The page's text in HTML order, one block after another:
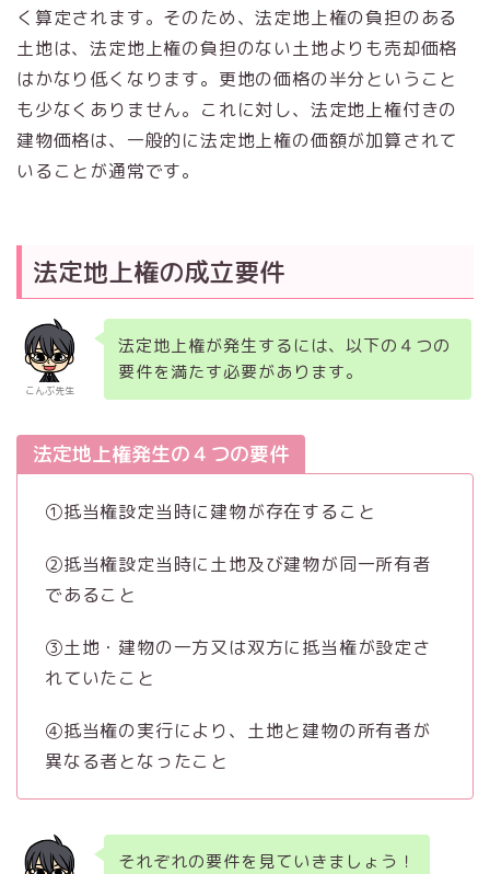
く算定されます。そのため、法定地上権の負担のある
土地は、法定地上権の負担のない土地よりも売却価格
はかなり低くなります。更地の価格の半分ということ
も少なくありません。これに対し、法定地上権付きの
建物価格は、一般的に法定地上権の価額が加算されて
いることが通常です。
法定地上権の成立要件
こんぶ先生
法定地上権が発生するには、以下の４つの
要件を満たす必要があります。
法定地上権発生の４つの要件
①抵当権設定当時に建物が存在すること
②抵当権設定当時に土地及び建物が同一所有者
であること
③土地・建物の一方又は双方に抵当権が設定さ
れていたこと
④抵当権の実行により、土地と建物の所有者が
異なる者となったこと
それぞれの要件を見ていきましょう！